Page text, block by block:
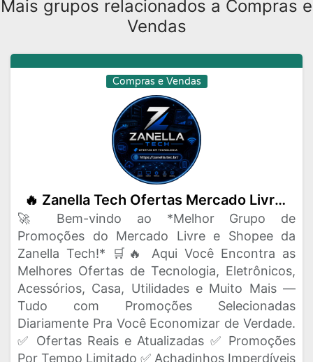
Mais grupos relacionados a Compras e
Vendas
Compras e Vendas
🔥 Zanella Tech Ofertas Mercado Livre e Shopee 🔥
🚀 Bem-vindo ao *Melhor Grupo de
Promoções do Mercado Livre e Shopee da
Zanella Tech!* 🛒🔥 Aqui Você Encontra as
Melhores Ofertas de Tecnologia, Eletrônicos,
Acessórios, Casa, Utilidades e Muito Mais —
Tudo com Promoções Selecionadas
Diariamente Pra Você Economizar de Verdade.
✅ Ofertas Reais e Atualizadas ✅ Promoções
Por Tempo Limitado ✅ Achadinhos Imperdíveis